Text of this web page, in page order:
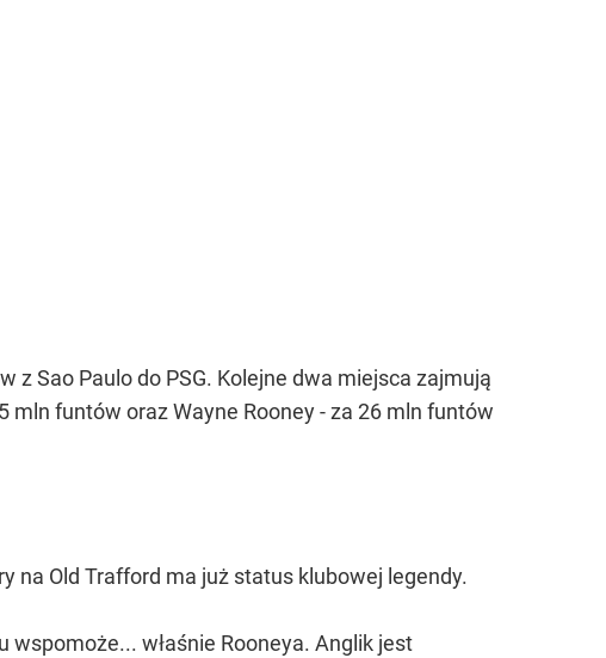
z Sao Paulo do PSG. Kolejne dwa miejsca zajmują
mln funtów oraz Wayne Rooney - za 26 mln funtów
na Old Trafford ma już status klubowej legendy.
wspomoże... właśnie Rooneya. Anglik jest